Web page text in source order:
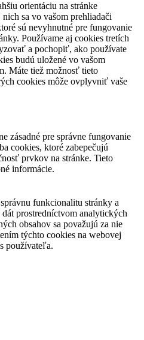
orientáciu na stránke
sa vo vašom prehliadači
sú nevyhnutné pre fungovanie
Používame aj cookies tretích
a pochopiť, ako používate
budú uložené vo vašom
Máte tiež možnosť tieto
cookies môže ovplyvniť vaše
zásadné pre správne fungovanie
cookies, ktoré zabepečujú
prvkov na stránke. Tieto
informácie.
funkcionalitu stránky a
prostredníctvom analytických
obsahov sa považujú za nie
týchto cookies na webovej
používateľa.